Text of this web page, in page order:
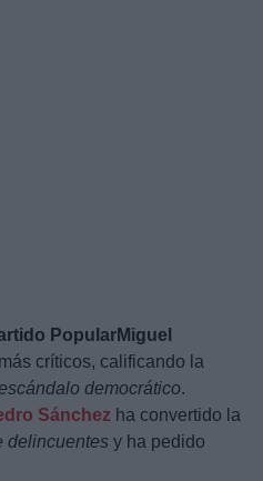
PopularMiguel
críticos, calificando la
democrático.
Sánchez ha convertido la
delincuentes y ha pedido